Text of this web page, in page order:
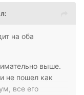
на оба
выше.
не пошел как
все его